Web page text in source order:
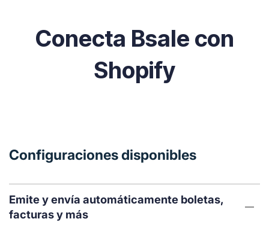
Conecta Bsale con
Shopify
Configuraciones disponibles
Emite y envía automáticamente boletas,
facturas y más